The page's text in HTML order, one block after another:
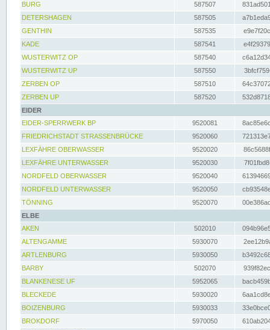
BURG
587507
DETERSHAGEN
587505
GENTHIN
587535
KADE
587541
WUSTERWITZ OP
587540
WUSTERWITZ UP
587550
ZERBEN OP
587510
ZERBEN UP
587520
EIDER
EIDER-SPERRWERK BP
9520081
FRIEDRICHSTADT STRASSENBRÜCKE
9520060
LEXFÄHRE OBERWASSER
9520020
LEXFÄHRE UNTERWASSER
9520030
NORDFELD OBERWASSER
9520040
NORDFELD UNTERWASSER
9520050
TÖNNING
9520070
ELBE
AKEN
502010
ALTENGAMME
5930070
ARTLENBURG
5930050
BARBY
502070
BLANKENESE UF
5952065
BLECKEDE
5930020
BOIZENBURG
5930033
BROKDORF
5970050